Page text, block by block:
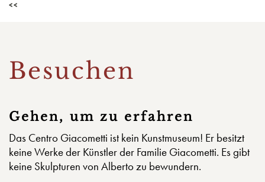
<<
Besuchen
Gehen, um zu erfahren
Das Centro Giacometti ist kein Kunstmuseum! Er besitzt
keine Werke der Künstler der Familie Giacometti. Es gibt
keine Skulpturen von Alberto zu bewundern.